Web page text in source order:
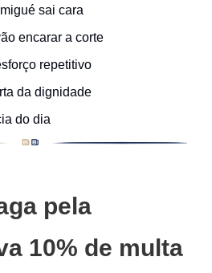
sai cara
encarar a corte
repetitivo
da dignidade
do dia
pela
10% de multa